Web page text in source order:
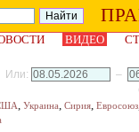
ВИДЕО
Или:
–
, Украина, Сирия, Евросоюз